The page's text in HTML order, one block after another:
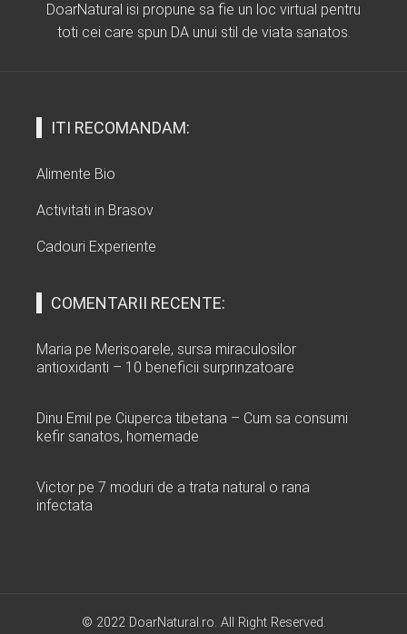
DoarNatural isi propune sa fie un loc virtual pentru
toti cei care spun DA unui stil de viata sanatos.
ITI RECOMANDAM:
Alimente Bio
Activitati in Brasov
Cadouri Experiente
COMENTARII RECENTE:
Maria pe Merisoarele, sursa miraculosilor
antioxidanti – 10 beneficii surprinzatoare
Dinu Emil pe Ciuperca tibetana – Cum sa consumi
kefir sanatos, homemade
Victor pe 7 moduri de a trata natural o rana
infectata
© 2022 DoarNatural.ro. All Right Reserved.